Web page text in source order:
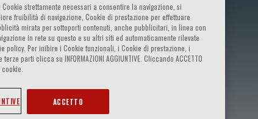
strettamente necessari a consentire la navigazione, si
fruibilità di navigazione, Cookie di prestazione per effettuare
mirata per sottoporti contenuti, anche pubblicitari, in linea con
in rete su questo e su altri siti ed automaticamente rilevate
policy. Per inibire i Cookie funzionali, i Cookie di prestazione, i
parti clicca su INFORMAZIONI AGGIUNTIVE. Cliccando ACCETTO
ACCETTO